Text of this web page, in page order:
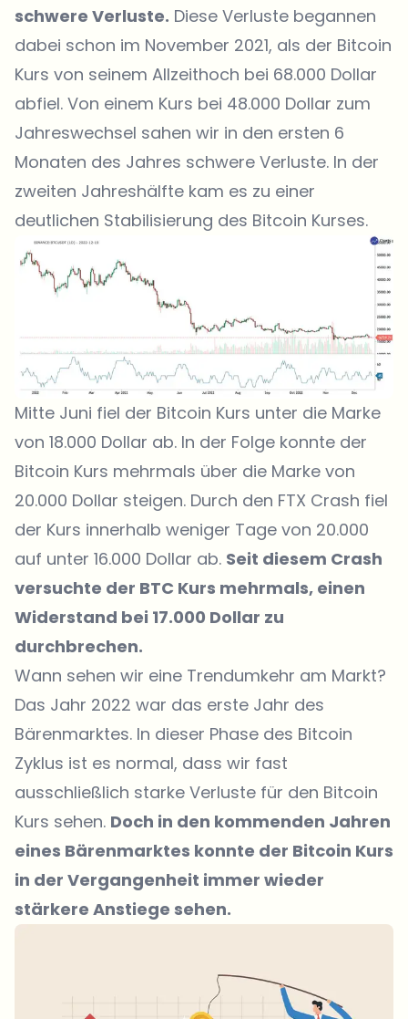
schwere Verluste. Diese Verluste begannen
dabei schon im November 2021, als der Bitcoin
Kurs von seinem Allzeithoch bei 68.000 Dollar
abfiel. Von einem Kurs bei 48.000 Dollar zum
Jahreswechsel sahen wir in den ersten 6
Monaten des Jahres schwere Verluste. In der
zweiten Jahreshälfte kam es zu einer
deutlichen Stabilisierung des Bitcoin Kurses.
Mitte Juni fiel der Bitcoin Kurs unter die Marke
von 18.000 Dollar ab. In der Folge konnte der
Bitcoin Kurs mehrmals über die Marke von
20.000 Dollar steigen. Durch den FTX Crash fiel
der Kurs innerhalb weniger Tage von 20.000
auf unter 16.000 Dollar ab. Seit diesem Crash
versuchte der BTC Kurs mehrmals, einen
Widerstand bei 17.000 Dollar zu
durchbrechen.
Wann sehen wir eine Trendumkehr am Markt?
Das Jahr 2022 war das erste Jahr des
Bärenmarktes. In dieser Phase des Bitcoin
Zyklus ist es normal, dass wir fast
ausschließlich starke Verluste für den Bitcoin
Kurs sehen. Doch in den kommenden Jahren
eines Bärenmarktes konnte der Bitcoin Kurs
in der Vergangenheit immer wieder
stärkere Anstiege sehen.